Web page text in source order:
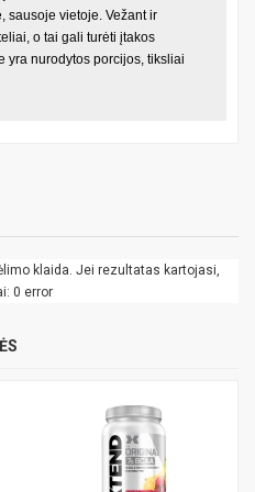
sausoje vietoje. Vežant ir
o tai gali turėti įtakos
yra nurodytos porcijos, tiksliai
klaida. Jei rezultatas kartojasi,
0 error